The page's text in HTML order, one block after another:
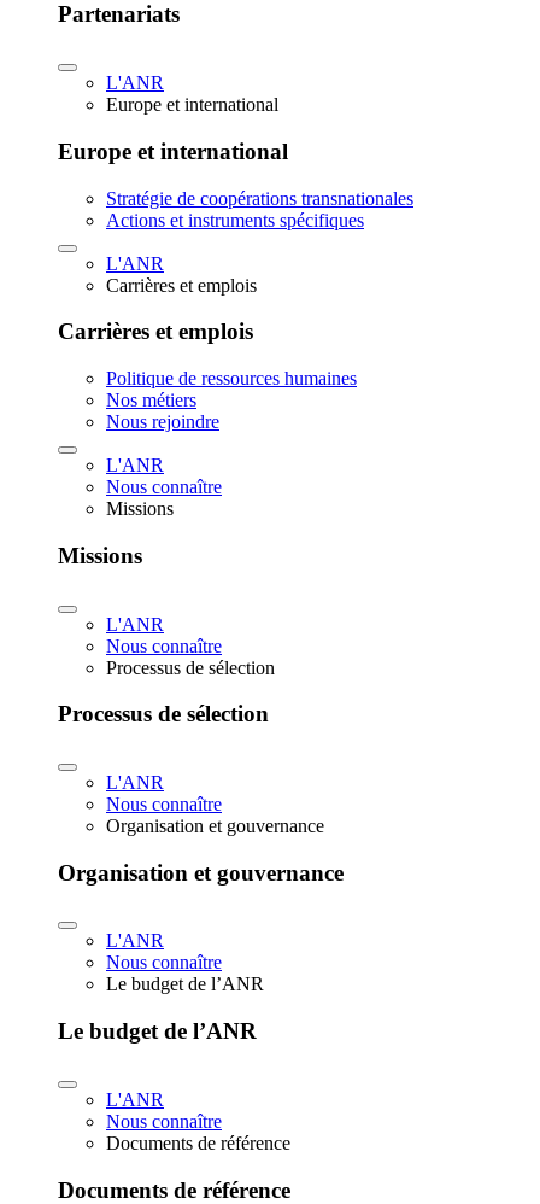
Partenariats
L'ANR
Europe et international
Europe et international
Stratégie de coopérations transnationales
Actions et instruments spécifiques
L'ANR
Carrières et emplois
Carrières et emplois
Politique de ressources humaines
Nos métiers
Nous rejoindre
L'ANR
Nous connaître
Missions
Missions
L'ANR
Nous connaître
Processus de sélection
Processus de sélection
L'ANR
Nous connaître
Organisation et gouvernance
Organisation et gouvernance
L'ANR
Nous connaître
Le budget de l’ANR
Le budget de l’ANR
L'ANR
Nous connaître
Documents de référence
Documents de référence